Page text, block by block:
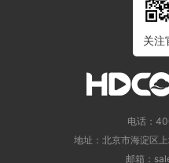
关注
电话：
地址：北京市海淀区
邮箱：